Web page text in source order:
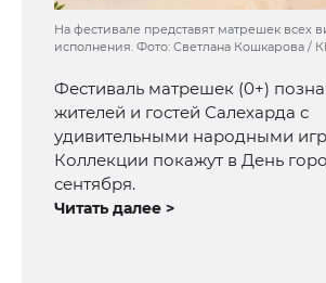
На фестивале представят матрешек всех
исполнения. Фото: Светлана Кошкарова
Фестиваль матрешек (0+)
жителей и гостей Салехарда с
удивительными народными
Коллекции покажут в День
сентября.
Читать далее >